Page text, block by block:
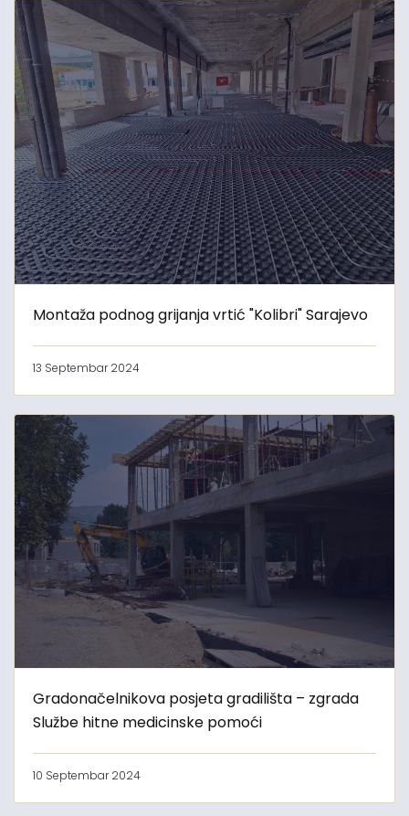
Montaža podnog grijanja vrtić "Kolibri" Sarajevo
13 Septembar 2024
Gradonačelnikova posjeta gradilišta – zgrada
Službe hitne medicinske pomoći
10 Septembar 2024